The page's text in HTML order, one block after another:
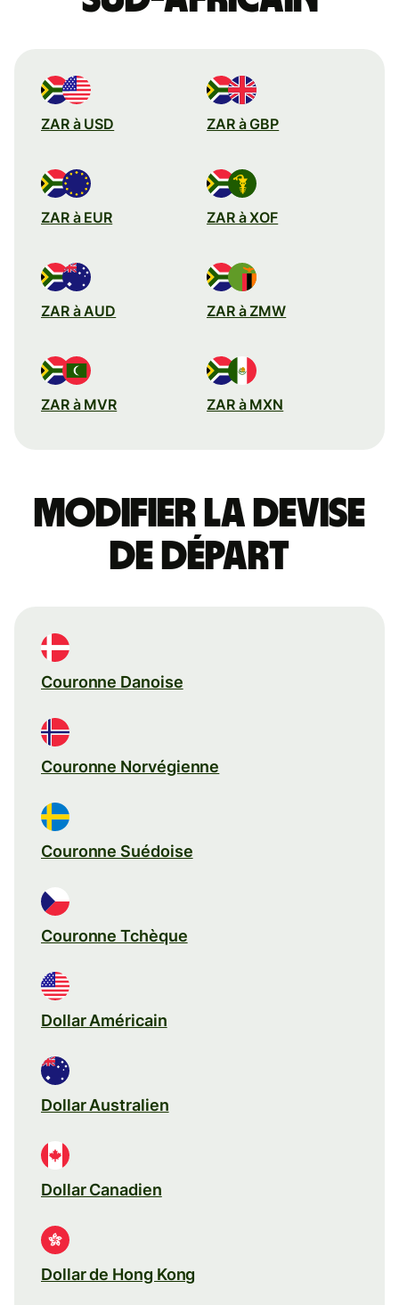
ZAR à USD ZAR à GBP
ZAR à EUR ZAR à XOF
ZAR à AUD ZAR à ZMW
ZAR à MVR ZAR à MXN
Modifier la devise
de départ
Couronne Danoise
Couronne Norvégienne
Couronne Suédoise
Couronne Tchèque
Dollar Américain
Dollar Australien
Dollar Canadien
Dollar de Hong Kong